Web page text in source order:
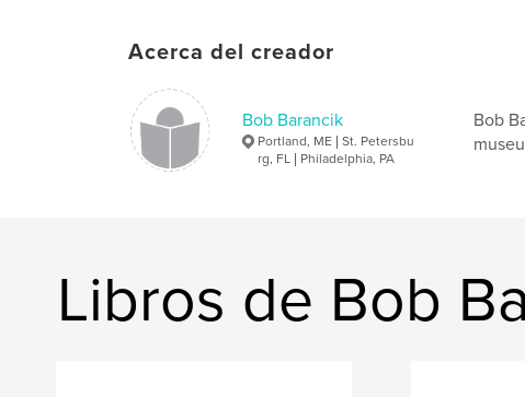
Acerca del creador
Bob Barancik
Portland, ME | St. Petersbu
rg, FL | Philadelphia, PA
Bob
Libros de Bob